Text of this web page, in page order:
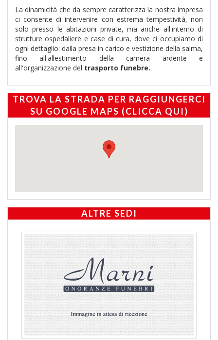
La dinamicità che da sempre caratterizza la nostra impresa
ci consente di intervenire con estrema tempestività, non
solo presso le abitazioni private, ma anche all'interno di
strutture ospedaliere e case di cura, dove ci occupiamo di
ogni dettaglio: dalla presa in carico e vestizione della salma,
fino all'allestimento della camera ardente e
all'organizzazione del trasporto funebre.
TROVA LA STRADA PER RAGGIUNGERCI
SU GOOGLE MAPS (CLICCA QUI)
ALTRE SEDI